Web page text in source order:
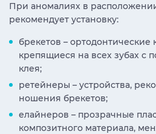
При аномалиях в
рекомендует установку:
брекетов – ортодонтические
крепящиеся на всех зубах с
клея;
ретейнеры – устройства,
ношения брекетов;
елайнеров – прозрачные
композитного материала,